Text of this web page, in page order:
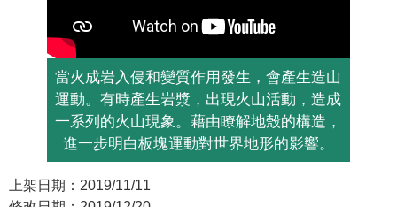
當火成岩入侵和變質作用發生，會產生造山
運動。有時產生岩漿，出現火山活動，造成
一系列的火山現象。藉由瞭解地殼的構造，
進一步明白板塊運動對世界地形的影響。
上架日期：2019/11/11